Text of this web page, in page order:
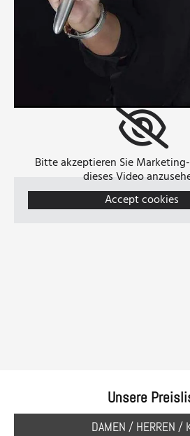
Bitte akzeptieren Sie
dieses Video
Accept cookies
Unsere
DAMEN / HERREN /